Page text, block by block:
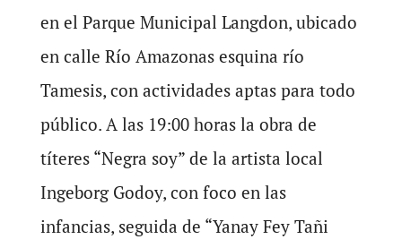
en el Parque Municipal Langdon, ubicado
en calle Río Amazonas esquina río
Tamesis, con actividades aptas para todo
público. A las 19:00 horas la obra de
títeres “Negra soy” de la artista local
Ingeborg Godoy, con foco en las
infancias, seguida de “Yanay Fey Tañi